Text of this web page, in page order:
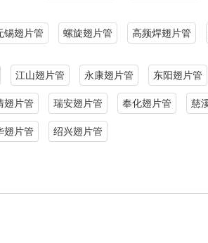
锡翅片管 螺旋翅片管 高频焊翅片管
江山翅片管 永康翅片管 东阳翅片管
翅片管 瑞安翅片管 奉化翅片管 慈
翅片管 绍兴翅片管